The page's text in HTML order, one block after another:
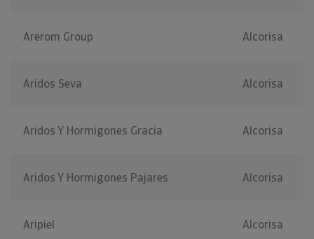
Arerom Group Alcorisa
Aridos Seva Alcorisa
Aridos Y Hormigones Gracia Alcorisa
Aridos Y Hormigones Pajares Alcorisa
Aripiel Alcorisa